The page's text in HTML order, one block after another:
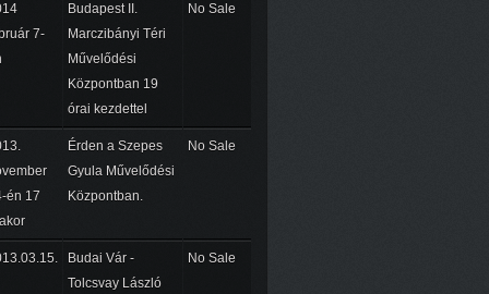
7-
Budapest II.
Marczibányi Téri
Művelődési
Központban 19
órai kezdettel
No Sale
én 17
Érden a Szepes
Gyula Művelődési
Központban.
No Sale
Budai Vár -
Tolcsvay László
No Sale